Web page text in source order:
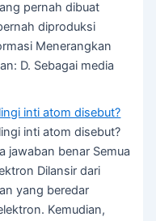
pernah dibuat
diproduksi
Menerangkan
D. Sebagai media
inti atom disebut?
inti atom disebut?
jawaban benar Semua
Dilansir dari
yang beredar
Kemudian,